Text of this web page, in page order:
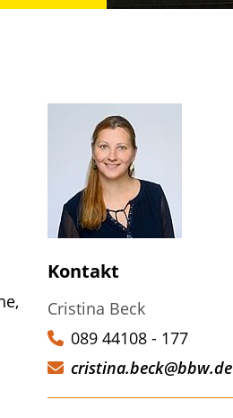
Kontakt
Cristina Beck
089 44108 - 177
cristina.beck@bbw.de